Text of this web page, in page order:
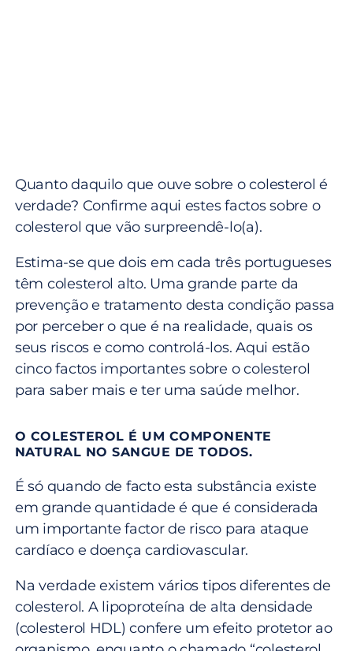
Quanto daquilo que ouve sobre o colesterol é
verdade? Confirme aqui estes factos sobre o
colesterol que vão surpreendê-lo(a).
Estima-se que dois em cada três portugueses
têm colesterol alto. Uma grande parte da
prevenção e tratamento desta condição passa
por perceber o que é na realidade, quais os
seus riscos e como controlá-los. Aqui estão
cinco factos importantes sobre o colesterol
para saber mais e ter uma saúde melhor.
O COLESTEROL É UM COMPONENTE
NATURAL NO SANGUE DE TODOS.
É só quando de facto esta substância existe
em grande quantidade é que é considerada
um importante factor de risco para ataque
cardíaco e doença cardiovascular.
Na verdade existem vários tipos diferentes de
colesterol. A lipoproteína de alta densidade
(colesterol HDL) confere um efeito protetor ao